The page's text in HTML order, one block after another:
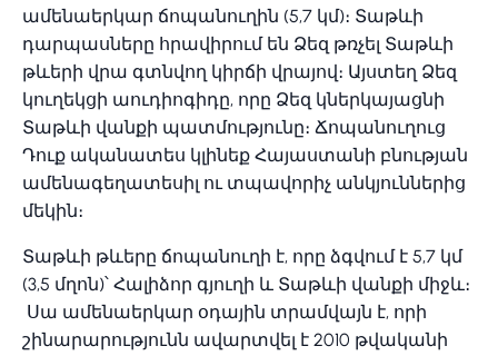
ամենաերկար ճոպանուղին (5,7 կմ)։ Տաթևի
դարպասները հրավիրում են Ձեզ թռչել Տաթևի
թևերի վրա գտնվող կիրճի վրայով։ Այստեղ Ձեզ
կուղեկցի աուդիոգիդը, որը Ձեզ կներկայացնի
Տաթևի վանքի պատմությունը։ Ճոպանուղուց
Դուք ականատես կլինեք Հայաստանի բնության
ամենագեղատեսիլ ու տպավորիչ անկյուններից
մեկին։
Տաթևի թևերը ճոպանուղի է, որը ձգվում է 5,7 կմ
(3,5 մղոն)՝ Հալիձոր գյուղի և Տաթևի վանքի միջև։
Սա ամենաերկար օդային տրամվայն է, որի
շինարարությունն ավարտվել է 2010 թվականի